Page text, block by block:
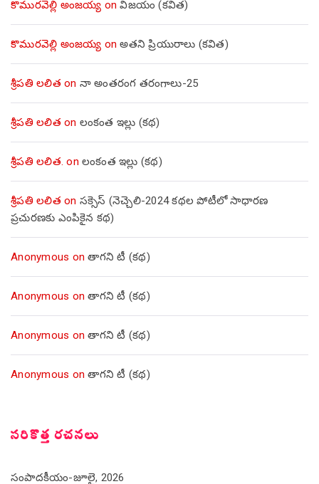
కొమురవెల్లి అంజయ్య onవిజయం (కవిత)
కొమురవెల్లి అంజయ్య onఅతని ప్రియురాలు (కవిత)
శ్రీపతి లలిత on నా అంతరంగ తరంగాలు-25
శ్రీపతి లలిత on లంకంత ఇల్లు (కథ)
శ్రీపతి లలిత. on లంకంత ఇల్లు (కథ)
శ్రీపతి లలిత on సక్సెస్ (నెచ్చెలి-2024 కథల పోటీలో సాధారణ
ప్రచురణకు ఎంపికైన కథ)
Anonymous onతాగని టీ (కథ)
Anonymous onతాగని టీ (కథ)
Anonymous onతాగని టీ (కథ)
Anonymous onతాగని టీ (కథ)
సరికొత్త రచనలు
సంపాదకీయం-జూలై, 2026